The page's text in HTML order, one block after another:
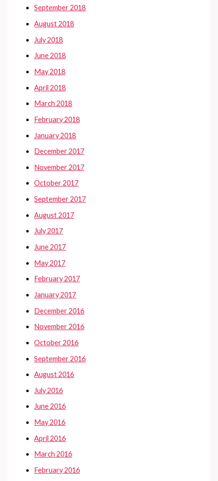
September 2018
August 2018
July 2018
June 2018
May 2018
April 2018
March 2018
February 2018
January 2018
December 2017
November 2017
October 2017
September 2017
August 2017
July 2017
June 2017
May 2017
February 2017
January 2017
December 2016
November 2016
October 2016
September 2016
August 2016
July 2016
June 2016
May 2016
April 2016
March 2016
February 2016